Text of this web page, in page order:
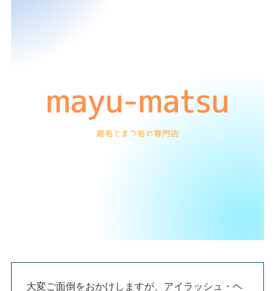
大変ご面倒をおかけしますが、アイラッシュ・ヘ